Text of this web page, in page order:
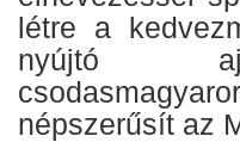
létre a
nyújtó
népszerűsít az